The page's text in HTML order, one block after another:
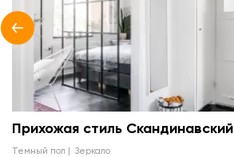
Прихожая стиль Скандинавский
темный пол зеркало